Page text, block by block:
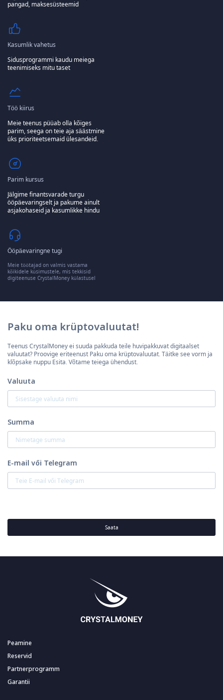
pangad, maksesüsteemid
Kasumlik vahetus
Sidusprogrammi kaudu meiega
teenimiseks mitu taset
Töö kiirus
Meie teenus püüab olla kõiges
parim, seega on teie aja säästmine
üks prioriteetsemaid ülesandeid.
Parim kursus
Jälgime finantsvarade turgu
ööpäevaringselt ja pakume ainult
asjakohaseid ja kasumlikke hindu
Ööpäevaringne tugi
Meie töötajad on valmis vastama
kõikidele küsimustele, mis tekkisid
digiteenuse CrystalMoney külastusel
Paku oma krüptovaluutat!
Teenus CrystalMoney ei suuda pakkuda teile huvipakkuvat digitaalset
valuutat? Proovige eriteenust Paku oma krüptovaluutat. Täitke see vorm ja
klõpsake nuppu Esita. Võtame teiega ühendust.
Valuuta
Summa
E-mail vői Telegram
Saata
Peamine
Reservid
Partnerprogramm
Garantii